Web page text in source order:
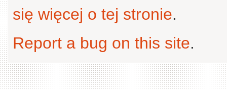
się więcej o tej stronie.
Report a bug on this site.